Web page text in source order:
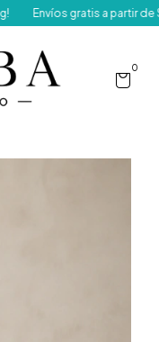
Envíos gratis a partir de
0